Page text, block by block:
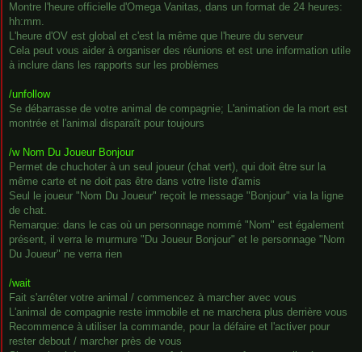
Montre l'heure officielle d'Omega Vanitas, dans un format de 24 heures:
hh:mm.
L'heure d'OV est global et c'est la même que l'heure du serveur
Cela peut vous aider à organiser des réunions et est une information utile
à inclure dans les rapports sur les problèmes
/unfollow
Se débarrasse de votre animal de compagnie; L'animation de la mort est
montrée et l'animal disparaît pour toujours
/w Nom Du Joueur Bonjour
Permet de chuchoter à un seul joueur (chat vert), qui doit être sur la
même carte et ne doit pas être dans votre liste d'amis
Seul le joueur "Nom Du Joueur" reçoit le message "Bonjour" via la ligne
de chat.
Remarque: dans le cas où un personnage nommé "Nom" est également
présent, il verra le murmure "Du Joueur Bonjour" et le personnage "Nom
Du Joueur" ne verra rien
/wait
Fait s'arrêter votre animal / commencez à marcher avec vous
L'animal de compagnie reste immobile et ne marchera plus derrière vous
Recommence à utiliser la commande, pour la défaire et l'activer pour
rester debout / marcher près de vous